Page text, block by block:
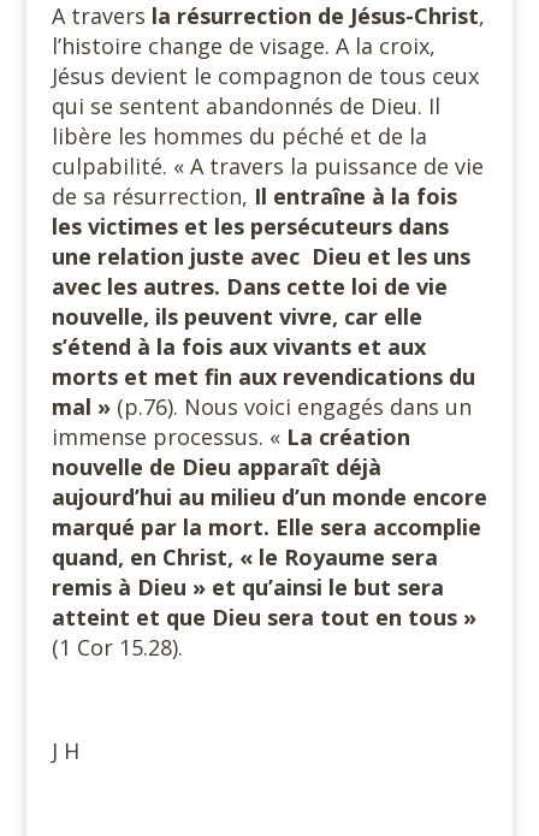
A travers la résurrection de Jésus-Christ,
l’histoire change de visage. A la croix,
Jésus devient le compagnon de tous ceux
qui se sentent abandonnés de Dieu. Il
libère les hommes du péché et de la
culpabilité. « A travers la puissance de vie
de sa résurrection, Il entraîne à la fois
les victimes et les persécuteurs dans
une relation juste avec Dieu et les uns
avec les autres. Dans cette loi de vie
nouvelle, ils peuvent vivre, car elle
s’étend à la fois aux vivants et aux
morts et met fin aux revendications du
mal » (p.76). Nous voici engagés dans un
immense processus. « La création
nouvelle de Dieu apparaît déjà
aujourd’hui au milieu d’un monde encore
marqué par la mort. Elle sera accomplie
quand, en Christ, « le Royaume sera
remis à Dieu » et qu’ainsi le but sera
atteint et que Dieu sera tout en tous »
(1 Cor 15.28).
J H